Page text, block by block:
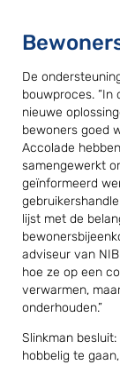
De
bouwproces.
nieuwe
bewoners goed
Accolade
samengewerkt
geïnformeerd
lijst met de
adviseur van
hoe ze op een
verwarmen,
onderhouden.”
Slinkman
hobbelig te